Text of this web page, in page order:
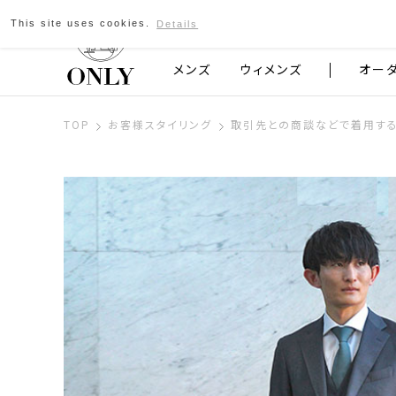
京都発のスーツブランド ONLY
メンズ ウィメンズ オー
TOP お客様スタイリング 取引先との商談などで着用す
This site uses cookies. Details